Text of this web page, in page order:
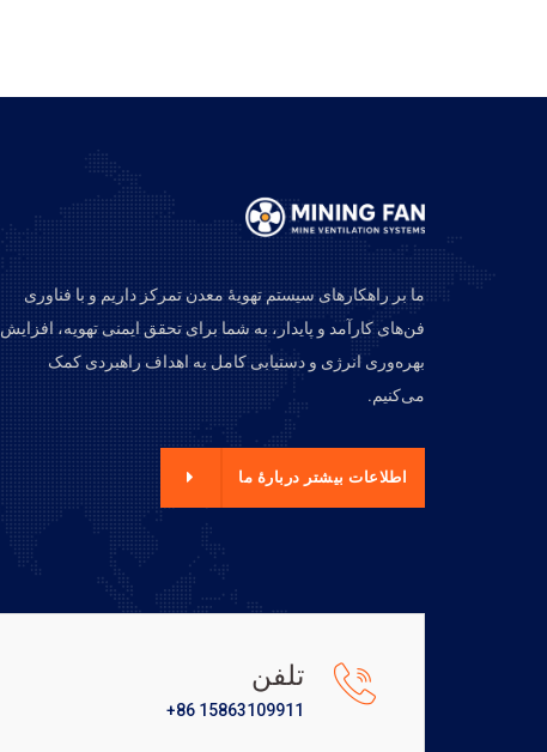
ما بر راهکارهای سیستم تهویهٔ معدن تمرکز داریم و با فناوری
فن‌های کارآمد و پایدار، به شما برای تحقق ایمنی تهویه، افزایش
بهره‌وری انرژی و دستیابی کامل به اهداف راهبردی کمک
می‌کنیم.
اطلاعات بیشتر دربارهٔ ما
تلفن
+86 15863109911